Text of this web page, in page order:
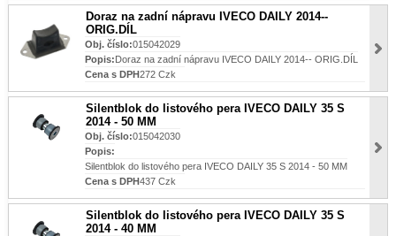
Doraz na zadní nápravu IVECO DAILY 2014--
ORIG.DÍL
Obj. číslo:015042029
Popis:Doraz na zadní nápravu IVECO DAILY 2014-- ORIG.DÍL
Cena s DPH272 Czk
Silentblok do listového pera IVECO DAILY 35 S
2014 - 50 MM
Obj. číslo:015042030
Popis:
Silentblok do listového pera IVECO DAILY 35 S 2014 - 50 MM
Cena s DPH437 Czk
Silentblok do listového pera IVECO DAILY 35 S
2014 - 40 MM